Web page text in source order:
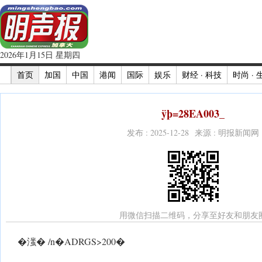
2026年1月15日 星期四
首页
加国 中国 港闻 国际 娱乐 财经 · 科技 时尚 ·
ÿþ=28EA003_
发布 : 2025-12-28 来源 : 明报新闻网
用微信扫描二维码，分享至好友和朋友
�滍� /n�ADRGS>200�